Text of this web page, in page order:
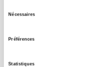
Nécessaires
Préférences
Statistiques
Maison d'édition
Presses de Sciences
à la transmission des